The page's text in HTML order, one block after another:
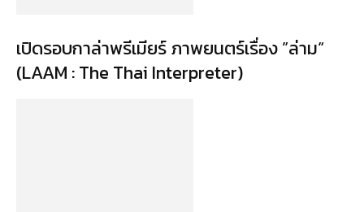
เปิดรอบกาล่าพรีเมียร์ ภาพยนตร์เรื่อง ”ล่าม“
(LAAM : The Thai Interpreter)